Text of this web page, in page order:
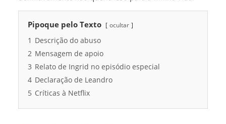
Pipoque pelo Texto ocultar
1 Descrição do abuso
2 Mensagem de apoio
3 Relato de Ingrid no episódio especial
4 Declaração de Leandro
5 Críticas à Netflix